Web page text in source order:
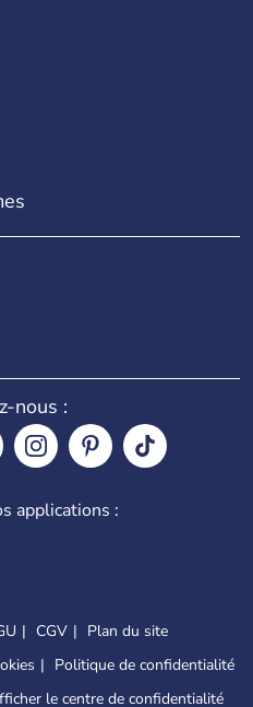
nous :
applications :
CGV
Plan du site
Politique de confidentialité
le centre de confidentialité